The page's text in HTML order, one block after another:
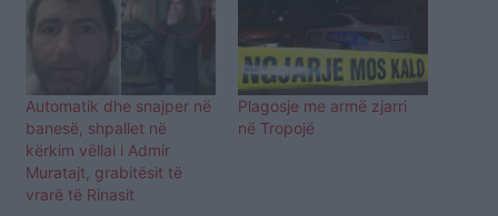
Automatik dhe snajper në
banesë, shpallet në
kërkim vëllai i Admir
Muratajt, grabitësit të
vrarë të Rinasit
Plagosje me armë zjarri
në Tropojë